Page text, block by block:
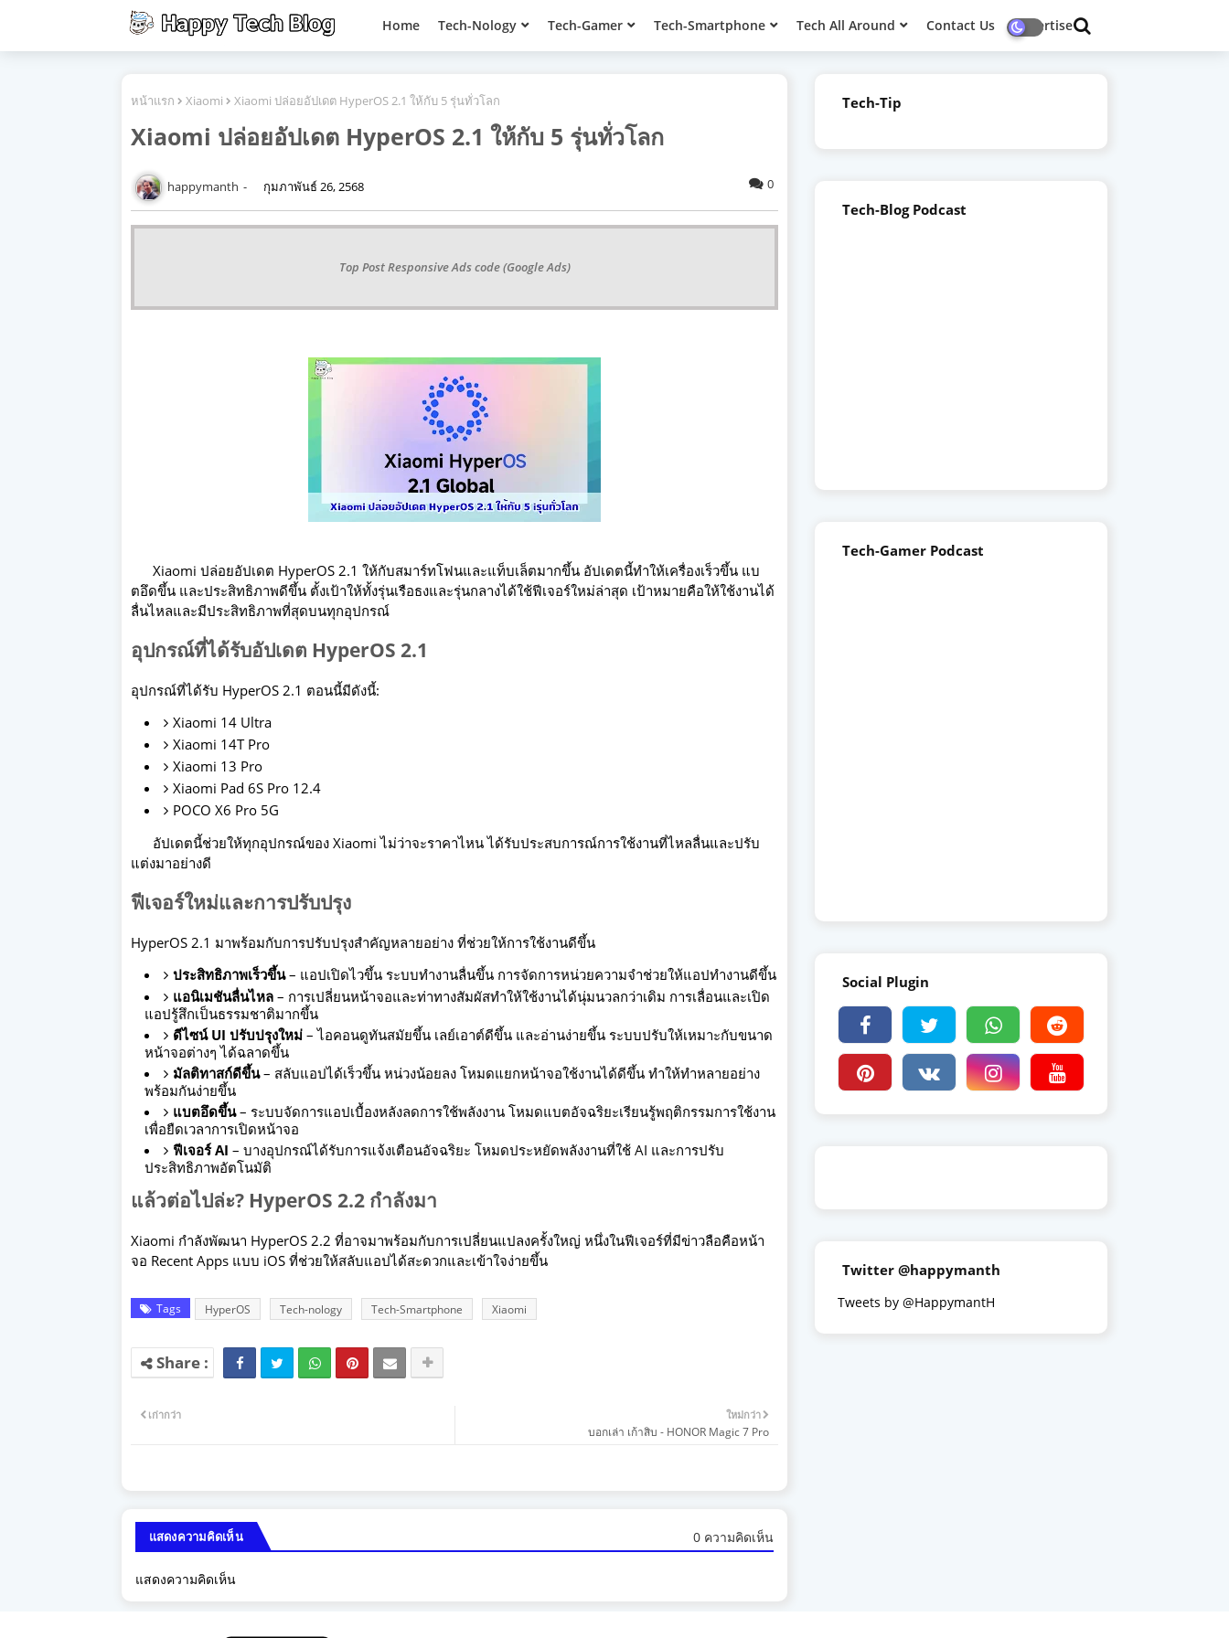
Home Tech-Nology Tech-Gamer Tech-Smartphone Tech All Around Contact Us Advertise
หน้าแรก Xiaomi Xiaomi ปล่อยอัปเดต HyperOS 2.1 ให้กับ 5 รุ่นทั่วโลก
Xiaomi ปล่อยอัปเดต HyperOS 2.1 ให้กับ 5 รุ่นทั่วโลก
happymanth กุมภาพันธ์ 26, 2568 0
Top Post Responsive Ads code (Google Ads)
Xiaomi ปล่อยอัปเดต HyperOS 2.1 ให้กับสมาร์ทโฟนและแท็บเล็ตมากขึ้น อัปเดตนี้ทำให้เครื่องเร็วขึ้น แบ
ตอึดขึ้น และประสิทธิภาพดีขึ้น ตั้งเป้าให้ทั้งรุ่นเรือธงและรุ่นกลางได้ใช้ฟีเจอร์ใหม่ล่าสุด เป้าหมายคือให้ใช้งานได้
ลื่นไหลและมีประสิทธิภาพที่สุดบนทุกอุปกรณ์
อุปกรณ์ที่ได้รับอัปเดต HyperOS 2.1
อุปกรณ์ที่ได้รับ HyperOS 2.1 ตอนนี้มีดังนี้:
Xiaomi 14 Ultra
Xiaomi 14T Pro
Xiaomi 13 Pro
Xiaomi Pad 6S Pro 12.4
POCO X6 Pro 5G
อัปเดตนี้ช่วยให้ทุกอุปกรณ์ของ Xiaomi ไม่ว่าจะราคาไหน ได้รับประสบการณ์การใช้งานที่ไหลลื่นและปรับ
แต่งมาอย่างดี
ฟีเจอร์ใหม่และการปรับปรุง
HyperOS 2.1 มาพร้อมกับการปรับปรุงสำคัญหลายอย่าง ที่ช่วยให้การใช้งานดีขึ้น
ประสิทธิภาพเร็วขึ้น– แอปเปิดไวขึ้น ระบบทำงานลื่นขึ้น การจัดการหน่วยความจำช่วยให้แอปทำงานดีขึ้น
แอนิเมชันลื่นไหล – การเปลี่ยนหน้าจอและท่าทางสัมผัสทำให้ใช้งานได้นุ่มนวลกว่าเดิม การเลื่อนและเปิด
แอปรู้สึกเป็นธรรมชาติมากขึ้น
ดีไซน์ UI ปรับปรุงใหม่ – ไอคอนดูทันสมัยขึ้น เลย์เอาต์ดีขึ้น และอ่านง่ายขึ้น ระบบปรับให้เหมาะกับขนาด
หน้าจอต่างๆ ได้ฉลาดขึ้น
มัลติทาสก์ดีขึ้น– สลับแอปได้เร็วขึ้น หน่วงน้อยลง โหมดแยกหน้าจอใช้งานได้ดีขึ้น ทำให้ทำหลายอย่าง
พร้อมกันง่ายขึ้น
แบตอึดขึ้น– ระบบจัดการแอปเบื้องหลังลดการใช้พลังงาน โหมดแบตอัจฉริยะเรียนรู้พฤติกรรมการใช้งาน
เพื่อยืดเวลาการเปิดหน้าจอ
ฟีเจอร์ AI – บางอุปกรณ์ได้รับการแจ้งเตือนอัจฉริยะ โหมดประหยัดพลังงานที่ใช้ AI และการปรับ
ประสิทธิภาพอัตโนมัติ
แล้วต่อไปล่ะ? HyperOS 2.2 กำลังมา
Xiaomi กำลังพัฒนา HyperOS 2.2 ที่อาจมาพร้อมกับการเปลี่ยนแปลงครั้งใหญ่ หนึ่งในฟีเจอร์ที่มีข่าวลือคือหน้า
จอ Recent Apps แบบ iOS ที่ช่วยให้สลับแอปได้สะดวกและเข้าใจง่ายขึ้น
Tags HyperOS Tech-nology Tech-Smartphone Xiaomi
ใหม่กว่า
บอกเล่า เก้าสิบ - HONOR Magic 7 Pro
เก่ากว่า
แสดงความคิดเห็น 0 ความคิดเห็น
แสดงความคิดเห็น
Tech-Tip
Tech-Blog Podcast
Tech-Gamer Podcast
Social Plugin
Twitter @happymanth
Tweets by @HappymantH